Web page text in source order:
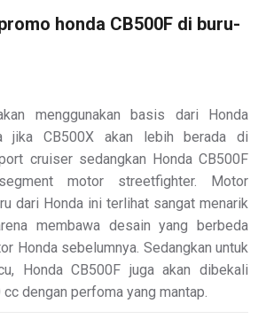
honda CB500F di buru-
menggunakan basis dari Honda
jika CB500X akan lebih berada di
cruiser sedangkan Honda CB500F
motor streetfighter. Motor
dari Honda ini terlihat sangat menarik
membawa desain yang berbeda
Honda sebelumnya. Sedangkan untuk
Honda CB500F juga akan dibekali
dengan perfoma yang mantap.